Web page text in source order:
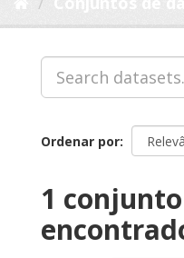
Ordenar por
1